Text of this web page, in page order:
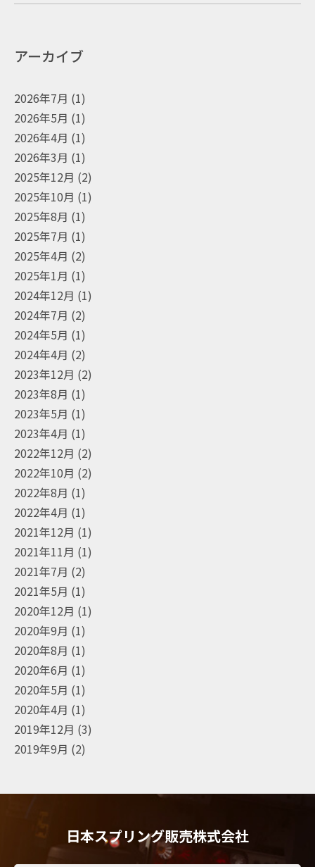
アーカイブ
2026年7月 (1)
2026年5月 (1)
2026年4月 (1)
2026年3月 (1)
2025年12月 (2)
2025年10月 (1)
2025年8月 (1)
2025年7月 (1)
2025年4月 (2)
2025年1月 (1)
2024年12月 (1)
2024年7月 (2)
2024年5月 (1)
2024年4月 (2)
2023年12月 (2)
2023年8月 (1)
2023年5月 (1)
2023年4月 (1)
2022年12月 (2)
2022年10月 (2)
2022年8月 (1)
2022年4月 (1)
2021年12月 (1)
2021年11月 (1)
2021年7月 (2)
2021年5月 (1)
2020年12月 (1)
2020年9月 (1)
2020年8月 (1)
2020年6月 (1)
2020年5月 (1)
2020年4月 (1)
2019年12月 (3)
2019年9月 (2)
日本スプリング販売株式会社